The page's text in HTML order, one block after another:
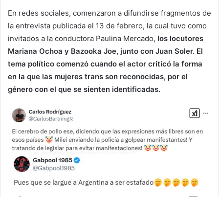
En redes sociales, comenzaron a difundirse fragmentos de
la entrevista publicada el 13 de febrero, la cual tuvo como
invitados a la conductora Paulina Mercado, los locutores
Mariana Ochoa y Bazooka Joe, junto con Juan Soler. El
tema político comenzó cuando el actor criticó la forma
en la que las mujeres trans son reconocidas, por el
género con el que se sienten identificadas.